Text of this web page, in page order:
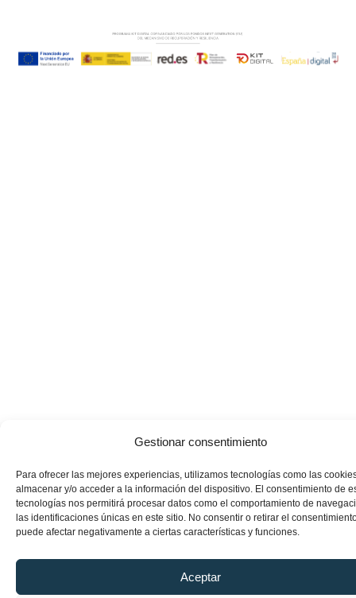
Gestionar consentimiento
Para ofrecer las mejores experiencias, utilizamos tecnologías como las
almacenar y/o acceder a la información del dispositivo. El consentimiento de
tecnologías nos permitirá procesar datos como el comportamiento de
las identificaciones únicas en este sitio. No consentir o retirar el
puede afectar negativamente a ciertas características y funciones.
Aceptar